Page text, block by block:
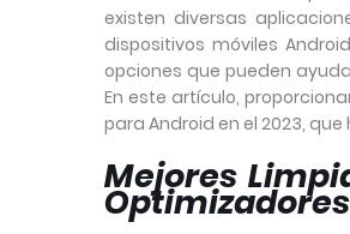
existen diversas
dispositivos móviles
opciones que pueden
En este artículo,
para Android en el 2023,
Mejores